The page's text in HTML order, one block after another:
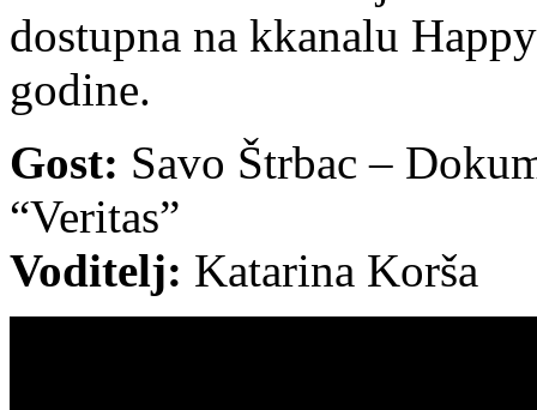
dostupna na kkanalu
godine.
Gost: Savo Štrbac –
“Veritas”
Voditelj: Katarina Korša